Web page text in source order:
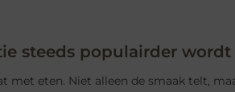
steeds populairder
met eten. Niet alleen de smaak telt,